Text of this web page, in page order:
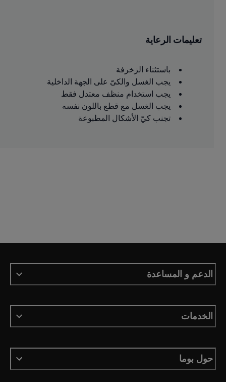
تعليمات الرعاية
باستثناء الزخرفة
يجب الغسل والكىّ على الجهة الداخلية
يجب استخدام منظف معتدل فقط
يجب الغسل مع قطع باللون نفسه
تجنب كيّ الأشكال المطبوعة
الدعم و المساعدة
الخدمات
حول بوما